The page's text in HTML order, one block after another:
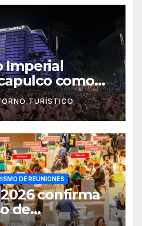
Imperial
como
la industria
TURÍSTICO
DE REUNIONES
confirma
de